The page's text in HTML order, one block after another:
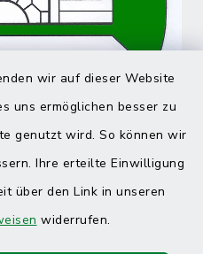
wir auf dieser Website
uns ermöglichen besser zu
genutzt wird. So können wir
Ihre erteilte Einwilligung
über den Link in unseren
widerrufen.